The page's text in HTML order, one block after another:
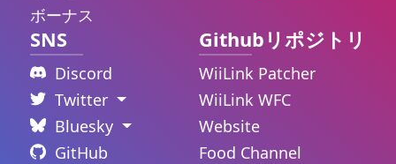
ボーナス
SNS
Discord
Twitter
Bluesky
GitHub
Githubリポジトリ
WiiLink Patcher
WiiLink WFC
Website
Food Channel